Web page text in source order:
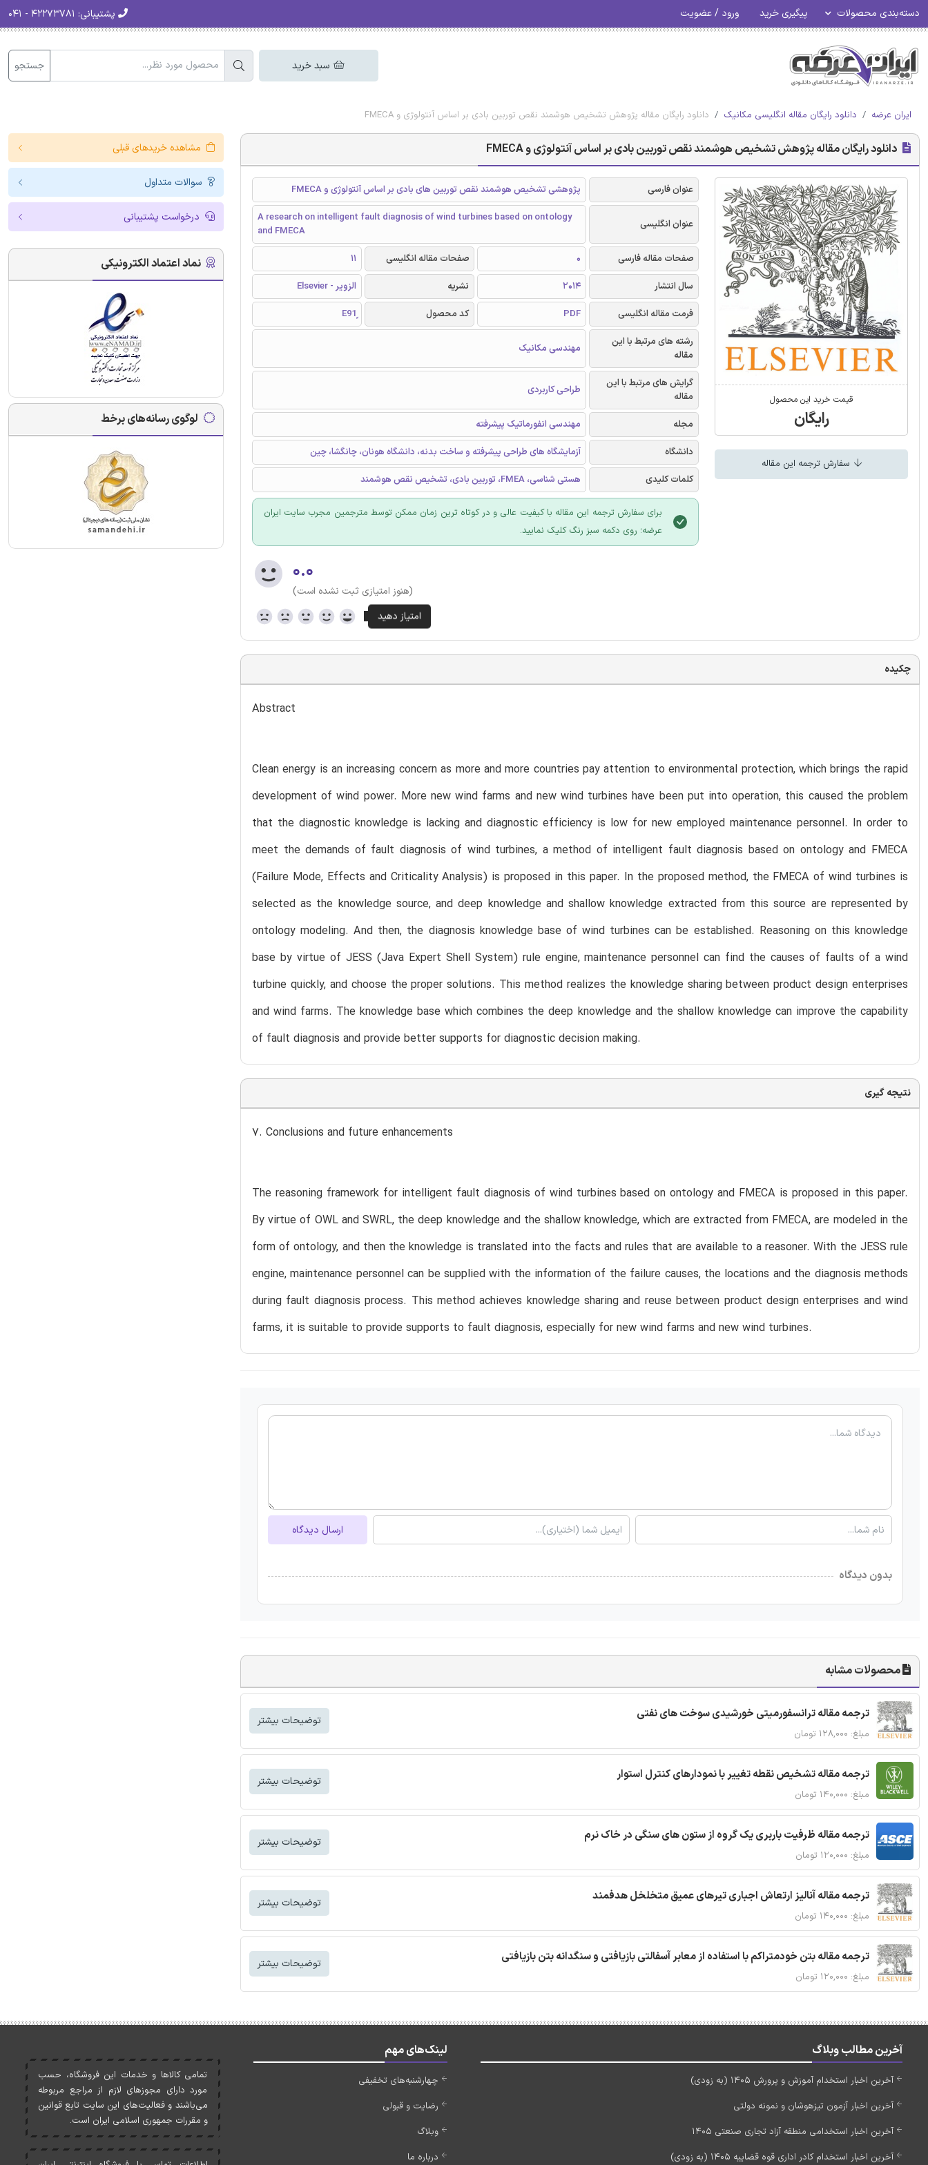
دسته‌بندی محصولات پیگیری خرید ورود / عضویت پشتیبانی:
سبد خرید جستجو
ایران عرضه دانلود رایگان مقاله انگلیسی مکانیک دانلود رایگان مقاله پژوهش تشخیص هوشمند نقص توربین بادی بر اساس آنتولوژی و FMECA
دانلود رایگان مقاله پژوهش تشخیص هوشمند نقص توربین بادی بر اساس آنتولوژی و FMECA
قیمت خرید این محصول
رایگان
سفارش ترجمه این مقاله
عنوان فارسی پژوهشی تشخیص هوشمند نقص توربین های بادی بر اساس آنتولوژی و FMECA
عنوان انگلیسی
A research on intelligent fault diagnosis of wind turbines based on ontology
and FMECA
صفحات مقاله فارسی
0 صفحات مقاله انگلیسی
11
سال انتشار
2014 نشریه
الزویر - Elsevier
فرمت مقاله انگلیسی
PDF کد محصول
رشته های مرتبط با این
مقاله
مهندسی مکانیک
گرایش های مرتبط با این
مقاله
طراحی کاربردی
مجله
مهندسی انفورماتیک پیشرفته
دانشگاه
آزمایشگاه های طراحی پیشرفته و ساخت بدنه، دانشگاه هونان، چانگشا، چین
کلمات کلیدی
هستی شناسی، FMEA، توربین بادی، تشخیص نقص هوشمند
برای سفارش ترجمه این مقاله با کیفیت عالی و در کوتاه ترین زمان ممکن توسط مترجمین مجرب سایت ایران
عرضه؛ روی دکمه سبز رنگ کلیک نمایید.
۰.۰
(هنوز امتیازی ثبت نشده است)
چکیده
Abstract
Clean energy is an increasing concern as more and more countries pay attention to environmental protection, which brings the rapid
development of wind power. More new wind farms and new wind turbines have been put into operation, this caused the problem
that the diagnostic knowledge is lacking and diagnostic efficiency is low for new employed maintenance personnel. In order to
meet the demands of fault diagnosis of wind turbines, a method of intelligent fault diagnosis based on ontology and FMECA
(Failure Mode, Effects and Criticality Analysis) is proposed in this paper. In the proposed method, the FMECA of wind turbines is
selected as the knowledge source, and deep knowledge and shallow knowledge extracted from this source are represented by
ontology modeling. And then, the diagnosis knowledge base of wind turbines can be established. Reasoning on this knowledge
base by virtue of JESS (Java Expert Shell System) rule engine, maintenance personnel can find the causes of faults of a wind
turbine quickly, and choose the proper solutions. This method realizes the knowledge sharing between product design enterprises
and wind farms. The knowledge base which combines the deep knowledge and the shallow knowledge can improve the capability
of fault diagnosis and provide better supports for diagnostic decision making.
نتیجه گیری
7. Conclusions and future enhancements
The reasoning framework for intelligent fault diagnosis of wind turbines based on ontology and FMECA is proposed in this paper.
By virtue of OWL and SWRL, the deep knowledge and the shallow knowledge, which are extracted from FMECA, are modeled in the
form of ontology, and then the knowledge is translated into the facts and rules that are available to a reasoner. With the JESS rule
engine, maintenance personnel can be supplied with the information of the failure causes, the locations and the diagnosis methods
during fault diagnosis process. This method achieves knowledge sharing and reuse between product design enterprises and wind
farms, it is suitable to provide supports to fault diagnosis, especially for new wind farms and new wind turbines.
ارسال دیدگاه
بدون دیدگاه
محصولات مشابه
ترجمه مقاله ترانسفورمیتی خورشیدی سوخت های نفتی
مبلغ: ۱۲۸,۰۰۰ تومان
توضیحات بیشتر
ترجمه مقاله تشخیص نقطه تغییر با نمودارهای کنترل استوار
مبلغ: ۱۴۰,۰۰۰ تومان
توضیحات بیشتر
ترجمه مقاله ظرفیت باربری یک گروه از ستون های سنگی در خاک نرم
مبلغ: ۱۲۰,۰۰۰ تومان
توضیحات بیشتر
ترجمه مقاله آنالیز ارتعاش اجباری تیرهای عمیق متخلخل هدفمند
مبلغ: ۱۴۰,۰۰۰ تومان
توضیحات بیشتر
ترجمه مقاله بتن خودمتراکم با استفاده از معابر آسفالتی بازیافتی و سنگدانه بتن بازیافتی
مبلغ: ۱۲۰,۰۰۰ تومان
توضیحات بیشتر
مشاهده خریدهای قبلی
سوالات متداول
درخواست پشتیبانی
نماد اعتماد الکترونیکی
لوگوی رسانه‌های برخط
آخرین مطالب وبلاگ
آخرین اخبار استخدام آموزش و پرورش 1405 (به زودی)
آخرین اخبار آزمون تیزهوشان و نمونه دولتی
آخرین اخبار استخدامی منطقه آزاد تجاری صنعتی 1405
آخرین اخبار استخدام کادر اداری قوه قضاییه 1405 (به زودی)
لینک‌های مهم
چهارشنبه‌های تخفیفی
رضایت و قبولی
وبلاگ
درباره ما
تمامی کالاها و خدمات اين فروشگاه، حسب
مورد دارای مجوزهای لازم از مراجع مربوطه
می‌باشند و فعاليت‌های اين سايت تابع قوانين
و مقررات جمهوری اسلامی ايران است.